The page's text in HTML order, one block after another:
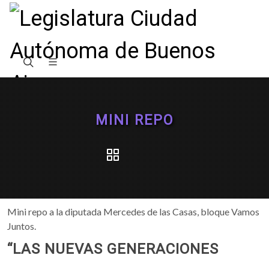
MINI REPO
Mini repo a la diputada Mercedes de las Casas, bloque Vamos
Juntos.
“LAS NUEVAS GENERACIONES